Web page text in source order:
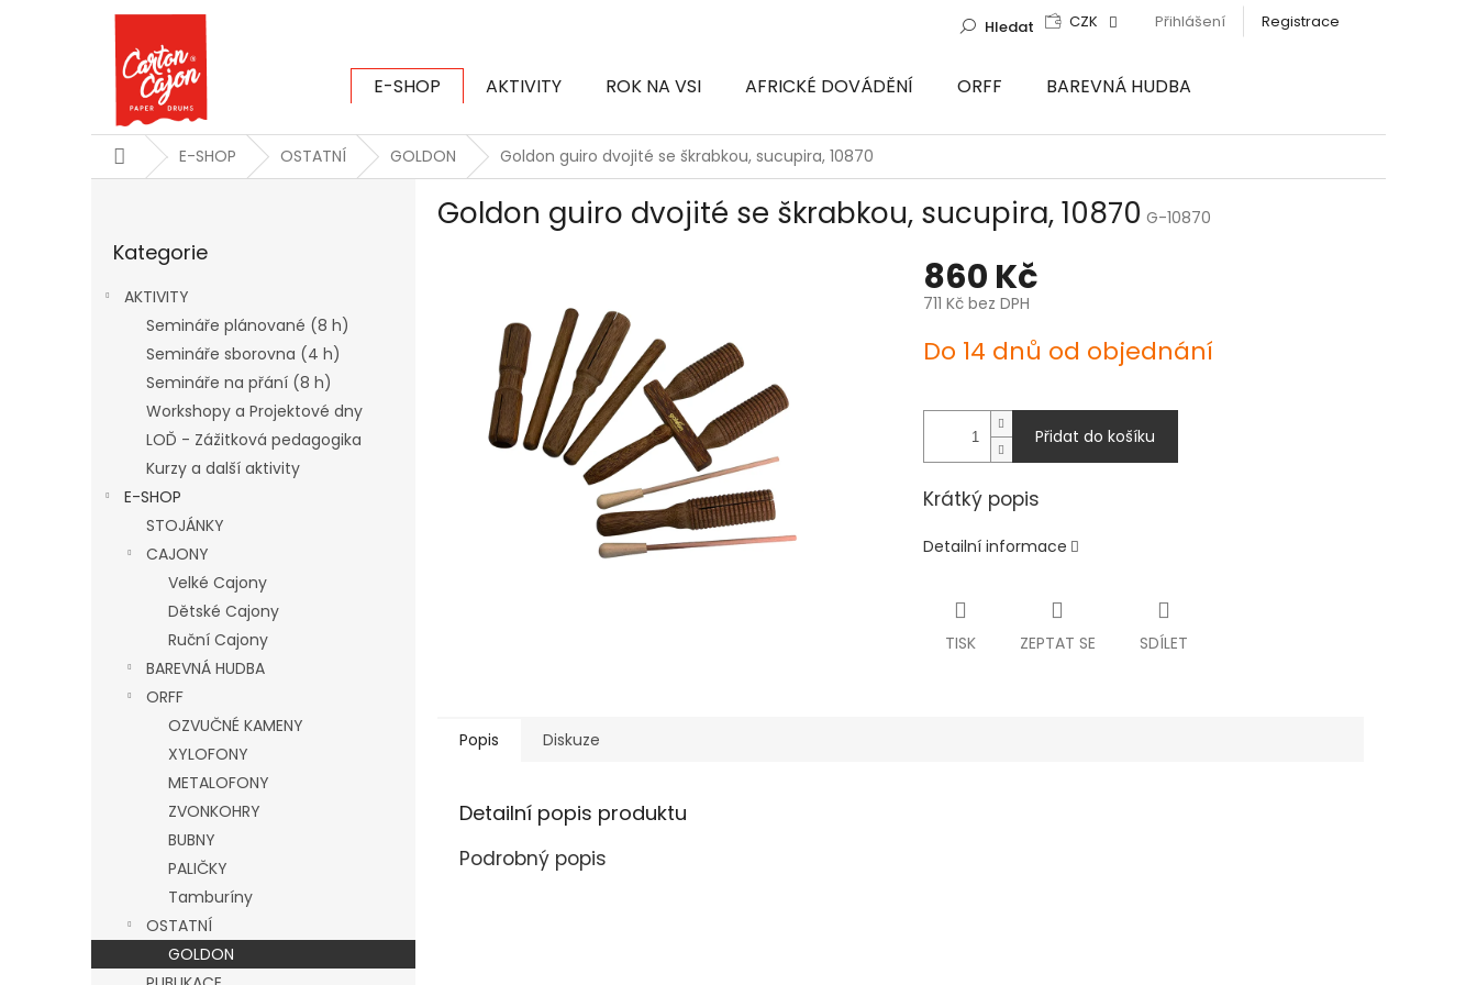
CZK Přihlášení Registrace
Hledat
E-SHOP AKTIVITY ROK NA VSI AFRICKÉ DOVÁDĚNÍ ORFF
BAREVNÁ HUDBA
DomůE-SHOP OSTATNÍ GOLDON Goldon guiro dvojité se škrabkou, sucupira, 10870
kategorie
Kategorie
AKTIVITY
Semináře plánované (8 h)
Semináře sborovna (4 h)
Semináře na přání (8 h)
Workshopy a Projektové dny
LOĎ - Zážitková pedagogika
Kurzy a další aktivity
E-SHOP
STOJÁNKY
CAJONY
Velké Cajony
Dětské Cajony
Ruční Cajony
BAREVNÁ HUDBA
ORFF
OZVUČNÉ KAMENY
XYLOFONY
METALOFONY
ZVONKOHRY
BUBNY
PALIČKY
Tamburíny
OSTATNÍ
GOLDON
Goldon guiro dvojité se škrabkou, sucupira, 10870 G-10870
860 Kč
711 Kč bez DPH
cena:
Do 14 dnů od objednání
Přidat do košíku
Krátký popis
Detailní informace
TISK ZEPTAT SE SDÍLET
Popis Diskuze
Detailní popis produktu
Podrobný popis